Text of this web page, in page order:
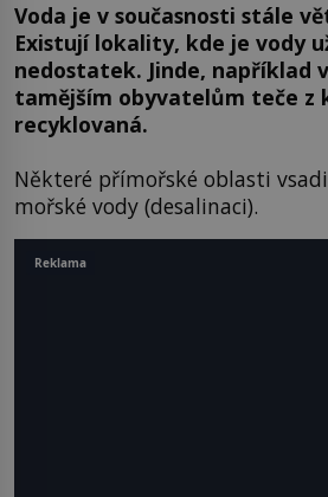
Voda je v současnosti stále
Existují lokality, kde je vody
nedostatek. Jinde, například
tamějším obyvatelům teče z
recyklovaná.
Některé přímořské oblasti
mořské vody (desalinaci).
Reklama